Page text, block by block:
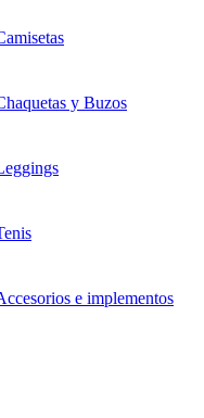
y Buzos
e implementos